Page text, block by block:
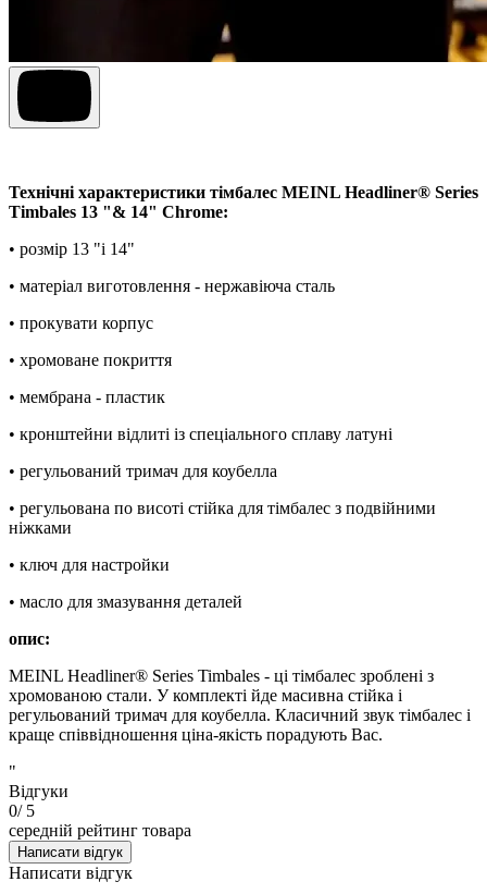
Технічні характеристики тімбалес MEINL Headliner® Series
Timbales 13 "& 14" Chrome:
• розмір 13 "і 14"
• матеріал виготовлення - нержавіюча сталь
• прокувати корпус
• хромоване покриття
• мембрана - пластик
• кронштейни відлиті із спеціального сплаву латуні
• регульований тримач для коубелла
• регульована по висоті стійка для тімбалес з подвійними
ніжками
• ключ для настройки
• масло для змазування деталей
опис:
MEINL Headliner® Series Timbales - ці тімбалес зроблені з
хромованою стали. У комплекті йде масивна стійка і
регульований тримач для коубелла. Класичний звук тімбалес і
краще співвідношення ціна-якість порадують Вас.
"
Відгуки
0/ 5
середній рейтинг товара
Написати відгук
Написати відгук